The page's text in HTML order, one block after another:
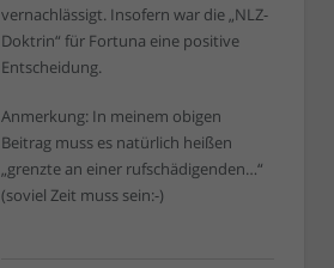
vernachlässigt. Insofern war die „NLZ-
Doktrin“ für Fortuna eine positive
Entscheidung.
Anmerkung: In meinem obigen
Beitrag muss es natürlich heißen
„grenzte an einer rufschädigenden…“
(soviel Zeit muss sein:-)